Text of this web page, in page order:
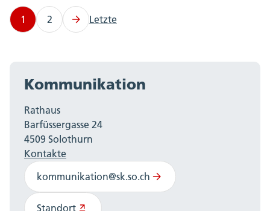
1 2 Letzte
Kommunikation
Rathaus
Barfüssergasse 24
4509 Solothurn
Kontakte
kommunikation@sk.so.ch
Standort